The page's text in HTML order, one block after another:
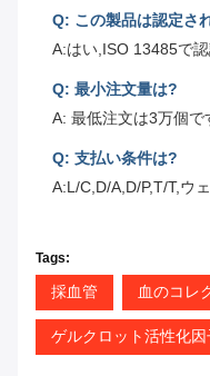
Q: この製品は認定さ
A:はい,ISO 13485で
Q: 最小注文量は?
A: 最低注文は3万個で
Q: 支払い条件は?
A:L/C,D/A,D/P,T/T,ウ
Tags:
採血管 血のコレ
ゲルクロット活性化因